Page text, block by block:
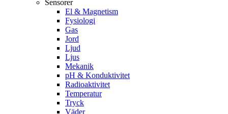
Sensorer
El & Magnetism
Fysiologi
Gas
Jord
Ljud
Ljus
Mekanik
pH & Konduktivitet
Radioaktivitet
Temperatur
Tryck
Väder